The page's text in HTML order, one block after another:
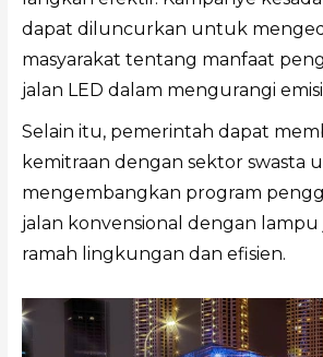
dapat diluncurkan untuk
masyarakat tentang manfaat
jalan LED dalam mengurangi
Selain itu, pemerintah dapat
kemitraan dengan sektor swasta
mengembangkan program
jalan konvensional dengan lampu
ramah lingkungan dan efisien.